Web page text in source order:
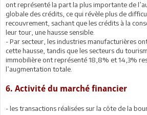
ont représenté la part la plus importante de
globale des crédits, ce qui révèle plus de
recouvrement, sachant que les crédits à la
leur tour, une hausse sensible.
- Par secteur, les industries manufacturières
cette hausse, tandis que les secteurs du
immobilière ont représenté 18,8% et 14,3%
l’augmentation totale.
6. Activité du marché financier
- les transactions réalisées sur la côte de la